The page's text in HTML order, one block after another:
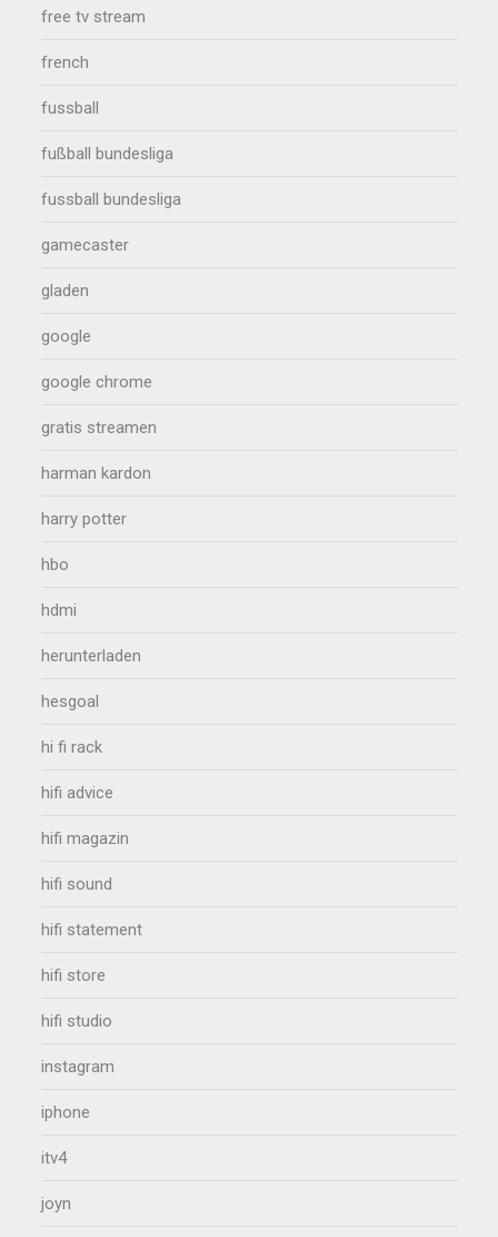
free tv stream
french
fussball
fußball bundesliga
fussball bundesliga
gamecaster
gladen
google
google chrome
gratis streamen
harman kardon
harry potter
hbo
hdmi
herunterladen
hesgoal
hi fi rack
hifi advice
hifi magazin
hifi sound
hifi statement
hifi store
hifi studio
instagram
iphone
itv4
joyn